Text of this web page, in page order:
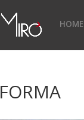
HOME
FORMA